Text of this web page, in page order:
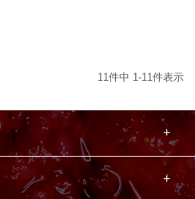
11 件中 1 -11 件表示